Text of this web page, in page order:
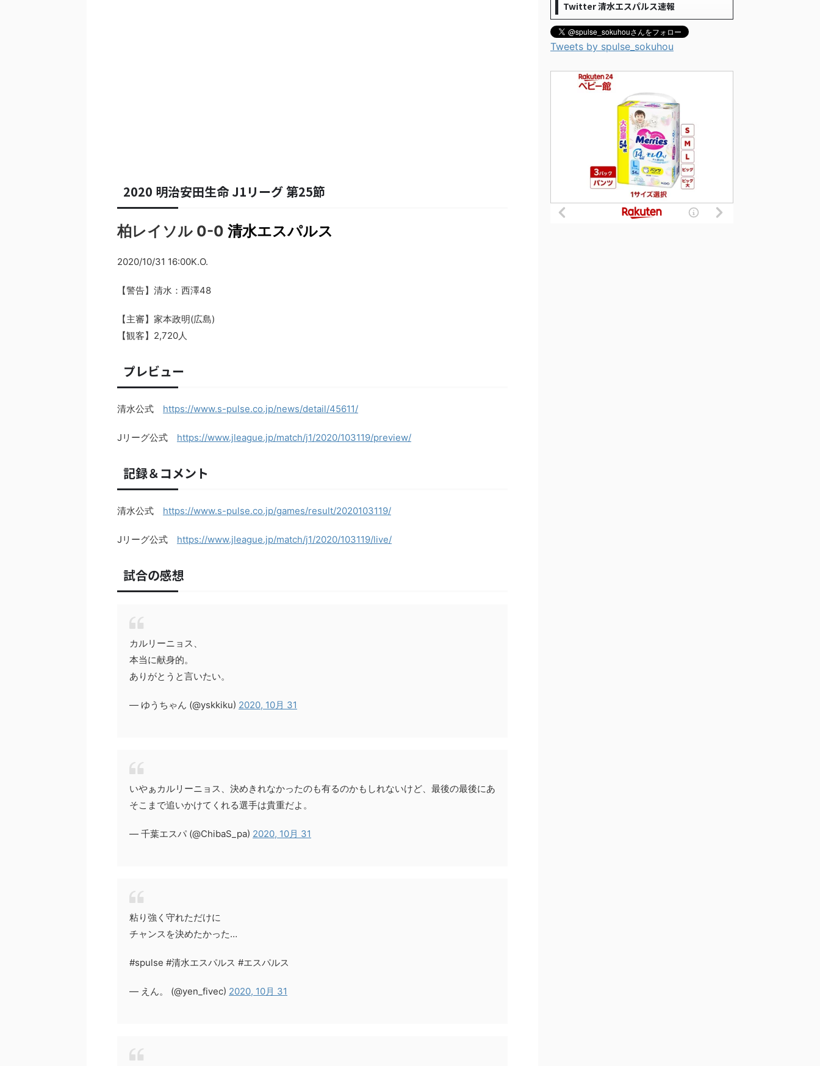
2020 明治安田生命 J1リーグ 第25節
柏レイソル 0-0 清水エスパルス
2020/10/31 16:00K.O.
【警告】清水：西澤48
【主審】家本政明(広島)
【観客】2,720人
プレビュー
清水公式 https://www.s-pulse.co.jp/news/detail/45611/
Jリーグ公式 https://www.jleague.jp/match/j1/2020/103119/preview/
記録＆コメント
清水公式 https://www.s-pulse.co.jp/games/result/2020103119/
Jリーグ公式 https://www.jleague.jp/match/j1/2020/103119/live/
試合の感想
カルリーニョス、
本当に献身的。
ありがとうと言いたい。
— ゆうちゃん (@yskkiku) 2020, 10月 31
いやぁカルリーニョス、決めきれなかったのも有るのかもしれないけど、最後の最後にあ
そこまで追いかけてくれる選手は貴重だよ。
— 千葉エスパ (@ChibaS_pa) 2020, 10月 31
粘り強く守れただけに
チャンスを決めたかった…
#spulse #清水エスパルス #エスパルス
— えん。 (@yen_fivec) 2020, 10月 31
Twitter 清水エスパルス速報
Tweets by spulse_sokuhou